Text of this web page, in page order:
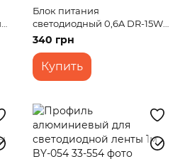
Блок питания
светодиодный 0,6A DR-15W
IP67 AC 170-264V DC 24V
340 грн
Купить